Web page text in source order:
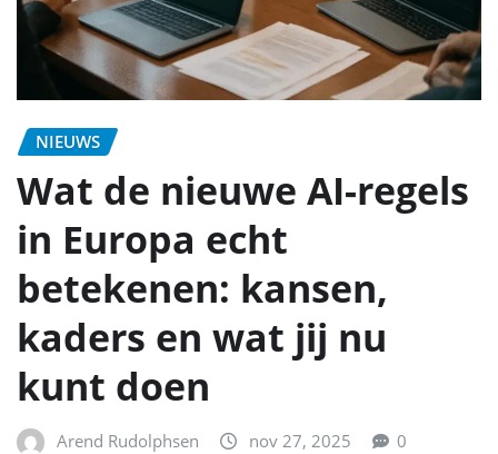
NIEUWS
Wat de nieuwe AI-regels
in Europa echt
betekenen: kansen,
kaders en wat jij nu
kunt doen
Arend Rudolphsen nov 27, 2025 0